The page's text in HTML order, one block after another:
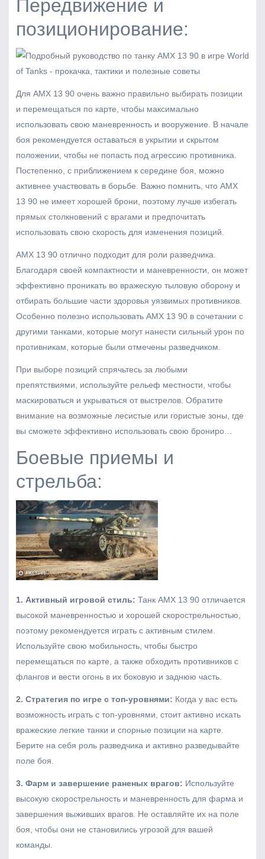
Передвижение и
позиционирование:
Для AMX 13 90 очень важно правильно выбирать позиции
и перемещаться по карте, чтобы максимально
использовать свою маневренность и вооружение. В начале
боя рекомендуется оставаться в укрытии и скрытом
положении, чтобы не попасть под агрессию противника.
Постепенно, с приближением к середине боя, можно
активнее участвовать в борьбе. Важно помнить, что AMX
13 90 не имеет хорошей брони, поэтому лучше избегать
прямых столкновений с врагами и предпочитать
использовать свою скорость для изменения позиций.
AMX 13 90 отлично подходит для роли разведчика.
Благодаря своей компактности и маневренности, он может
эффективно проникать во вражескую тыловую оборону и
отбирать большие части здоровья уязвимых противников.
Особенно полезно использовать AMX 13 90 в сочетании с
другими танками, которые могут нанести сильный урон по
противникам, которые были отмечены разведчиком.
При выборе позиций спрячьтесь за любыми
препятствиями, используйте рельеф местности, чтобы
маскироваться и укрываться от выстрелов. Обратите
внимание на возможные лесистые или гористые зоны, где
вы сможете эффективно использовать свою брониро…
Боевые приемы и
стрельба:
1. Активный игровой стиль: Танк AMX 13 90 отличается
высокой маневренностью и хорошей скорострельностью,
поэтому рекомендуется играть с активным стилем.
Используйте свою мобильность, чтобы быстро
перемещаться по карте, а также обходить противников с
флангов и вести огонь в их боковую и заднюю часть.
2. Стратегия по игре с топ-уровнями: Когда у вас есть
возможность играть с топ-уровнями, стоит активно искать
вражеские легкие танки и спорные позиции на карте.
Берите на себя роль разведчика и активно разведывайте
поле боя.
3. Фарм и завершение раненых врагов: Используйте
высокую скорострельность и маневренность для фарма и
завершения выживших врагов. Не оставляйте их на поле
боя, чтобы они не становились угрозой для вашей
команды.